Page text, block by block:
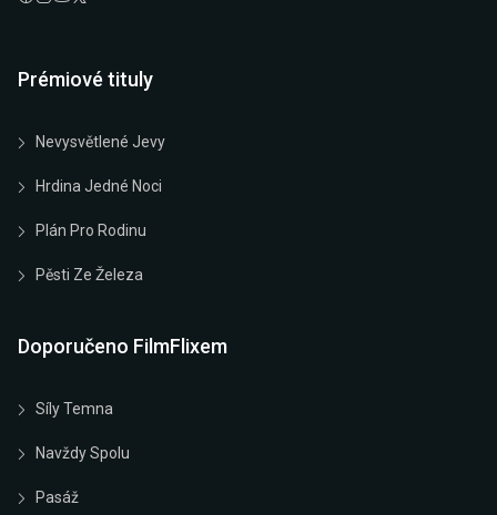
Prémiové tituly
Nevysvětlené Jevy
Hrdina Jedné Noci
Plán Pro Rodinu
Pěsti Ze Železa
Doporučeno FilmFlixem
Síly Temna
Navždy Spolu
Pasáž